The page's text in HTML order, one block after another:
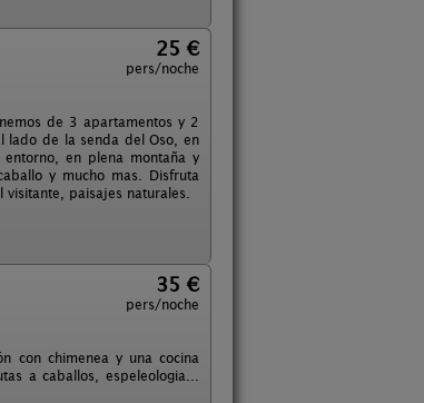
25 €
pers/noche
de 3 apartamentos y 2
lado de la senda del Oso, en
en plena montaña y
y mucho mas. Disfruta
paisajes naturales.
35 €
pers/noche
con chimenea y una cocina
a caballos, espeleologia...